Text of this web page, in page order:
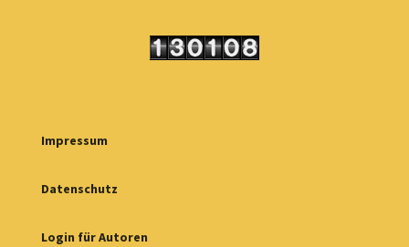
Impressum
Datenschutz
Login für Autoren